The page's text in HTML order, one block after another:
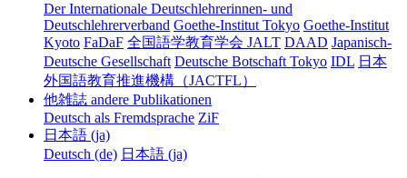
Der Internationale Deutschlehrerinnen- und
Deutschlehrerverband Goethe-Institut Tokyo Goethe-Institut
Kyoto FaDaF 全国語学教育学会 JALT DAAD Japanisch-
Deutsche Gesellschaft Deutsche Botschaft Tokyo IDL 日本
外国語教育推進機構（JACTFL）
他雑誌 andere Publikationen
Deutsch als Fremdsprache ZiF
日本語 ‎(ja)‎
Deutsch ‎(de)‎ 日本語 ‎(ja)‎